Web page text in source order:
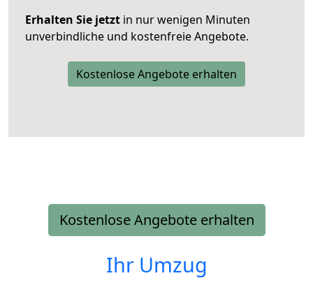
Erhalten Sie jetzt in nur wenigen Minuten
unverbindliche und kostenfreie Angebote.
Kostenlose Angebote erhalten
Kostenlose Angebote erhalten
Ihr Umzug